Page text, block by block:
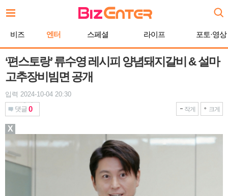
문
비즈 엔터 스페셜 라이프 포토·영상
‘편스토랑’ 류수영 레시피 양념돼지갈비 & 설마
고추장비빔면 공개
입력 2024-10-04 20:30
댓글 0 작게 크게
X